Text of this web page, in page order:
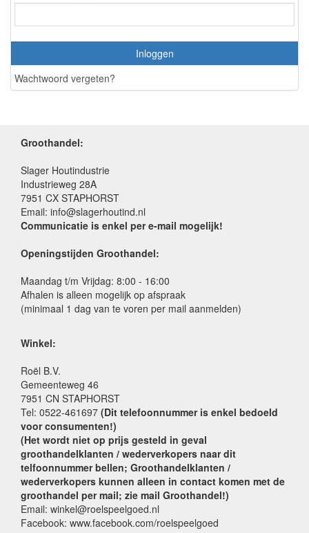
Inloggen
Wachtwoord vergeten?
Groothandel:
Slager Houtindustrie
Industrieweg 28A
7951 CX STAPHORST
Email: info@slagerhoutind.nl
Communicatie is enkel per e-mail mogelijk!
Openingstijden Groothandel:
Maandag t/m Vrijdag: 8:00 - 16:00
Afhalen is alleen mogelijk op afspraak
(minimaal 1 dag van te voren per mail aanmelden)
Winkel:
Roël B.V.
Gemeenteweg 46
7951 CN STAPHORST
Tel: 0522-461697 (Dit telefoonnummer is enkel bedoeld
voor consumenten!)
(Het wordt niet op prijs gesteld in geval
groothandelklanten / wederverkopers naar dit
telfoonnummer bellen; Groothandelklanten /
wederverkopers kunnen alleen in contact komen met de
groothandel per mail; zie mail Groothandel!)
Email: winkel@roelspeelgoed.nl
Facebook: www.facebook.com/roelspeelgoed